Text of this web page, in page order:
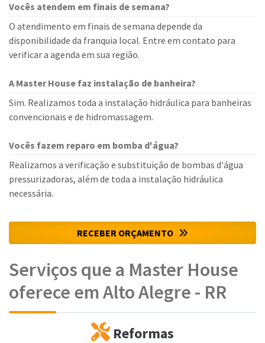
Vocês atendem em finais de semana?
O atendimento em finais de semana depende da
disponibilidade da franquia local. Entre em contato para
verificar a agenda em sua região.
A Master House faz instalação de banheira?
Sim. Realizamos toda a instalação hidráulica para banheiras
convencionais e de hidromassagem.
Vocês fazem reparo em bomba d'água?
Realizamos a verificação e substituição de bombas d'água
pressurizadoras, além de toda a instalação hidráulica
necessária.
RECEBER ORÇAMENTO
Serviços que a Master House
oferece em Alto Alegre - RR
Reformas